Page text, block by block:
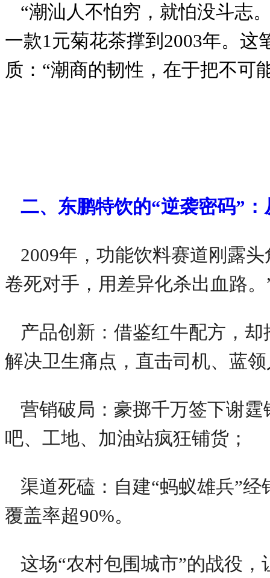
“潮汕人不怕穷，就怕没斗志
一款1元菊花茶撑到2003年。这
质：“潮商的韧性，在于把不可
二、东鹏特饮的“逆袭密码”
2009年，功能饮料赛道刚露
卷死对手，用差异化杀出血路。
产品创新：借鉴红牛配方，
解决卫生痛点，直击司机、蓝
营销破局：豪掷千万签下谢
吧、工地、加油站疯狂铺货；
渠道死磕：自建“蚂蚁雄兵”
覆盖率超90%。
这场“农村包围城市”的战役